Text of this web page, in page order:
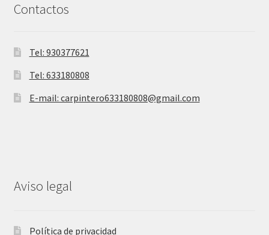
Contactos
Tel: 930377621
Tel: 633180808
E-mail: carpintero633180808@gmail.com
Aviso legal
Política de privacidad